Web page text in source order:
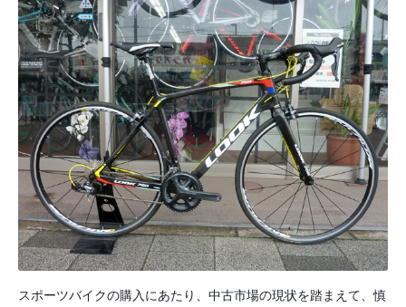
スポーツバイクの購入にあたり、中古市場の現状を踏まえて、慎